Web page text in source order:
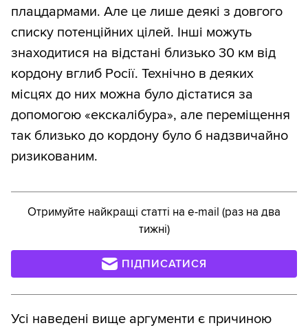
плацдармами. Але це лише деякі з довгого
списку потенційних цілей. Інші можуть
знаходитися на відстані близько 30 км від
кордону вглиб Росії. Технічно в деяких
місцях до них можна було дістатися за
допомогою «екскалібура», але переміщення
так близько до кордону було б надзвичайно
ризикованим.
Отримуйте найкращі статті на e-mail (раз на два
тижні)
ПІДПИСАТИСЯ
Усі наведені вище аргументи є причиною